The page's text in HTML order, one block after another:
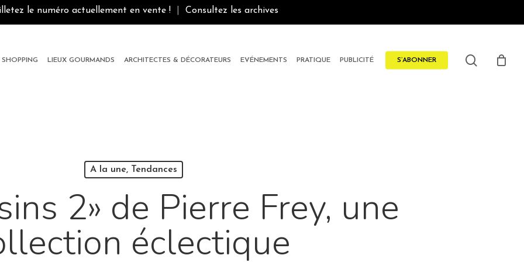
le numéro actuellement en vente ! Consultez les archives
SHOPPING LIEUX GOURMANDS ARCHITECTES & DÉCORATEURS EVÉNEMENTS PRATIQUE PUBLICITÉ S’ABONNER search
A la une, Tendances
2» de Pierre Frey, une
éclectique